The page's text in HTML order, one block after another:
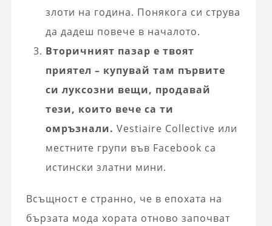
злоти на година. Понякога си струва
да дадеш повече в началото.
Вторичният пазар е твоят
приятел – купувай там първите
си луксозни вещи, продавай
тези, които вече са ти
омръзнали. Vestiaire Collective или
местните групи във Facebook са
истински златни мини.
Всъщност е странно, че в епохата на
бързата мода хората отново започват